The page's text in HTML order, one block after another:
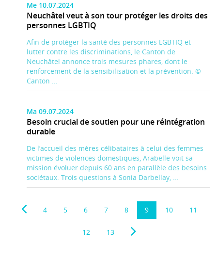
Me 10.07.2024
Neuchâtel veut à son tour protéger les droits des
personnes LGBTIQ
Afin de protéger la santé des personnes LGBTIQ et
lutter contre les discriminations, le Canton de
Neuchâtel annonce trois mesures phares, dont le
renforcement de la sensibilisation et la prévention. ©
Canton ...
Ma 09.07.2024
Besoin crucial de soutien pour une réintégration
durable
De l’accueil des mères célibataires à celui des femmes
victimes de violences domestiques, Arabelle voit sa
mission évoluer depuis 60 ans en parallèle des besoins
sociétaux. Trois questions à Sonia Darbellay, ...
4 5 6 7 8 9 10 11
12 13